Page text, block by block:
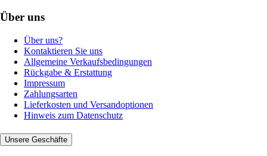
Über uns
Über uns?
Kontaktieren Sie uns
Allgemeine Verkaufsbedingungen
Rückgabe & Erstattung
Impressum
Zahlungsarten
Lieferkosten und Versandoptionen
Hinweis zum Datenschutz
Unsere Geschäfte